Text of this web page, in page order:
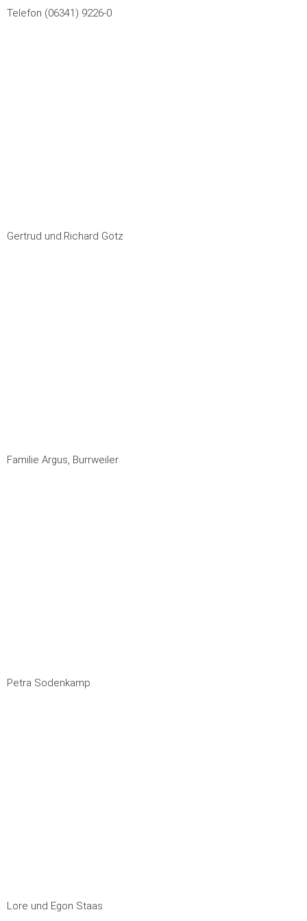
Telefon (06341) 9226-0
Gertrud und.Richard Götz
Familie Argus, Burrweiler
Petra Sodenkamp
Lore und Egon Staas